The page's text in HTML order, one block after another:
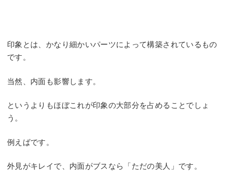
印象とは、かなり細かいパーツによって構築されているもの
です。
当然、内面も影響します。
というよりもほぼこれが印象の大部分を占めることでしょ
う。
例えばです。
外見がキレイで、内面がブスなら「ただの美人」です。